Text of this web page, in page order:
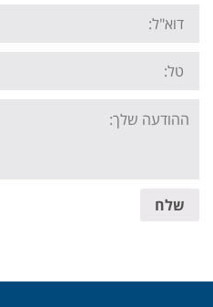
Email:
Tel:
Your
message:
שלח